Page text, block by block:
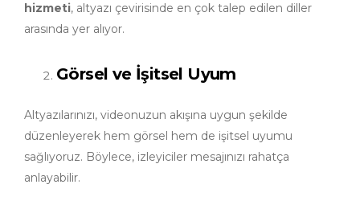
hizmeti, altyazı çevirisinde en çok talep edilen diller
arasında yer alıyor.
Görsel ve İşitsel Uyum
Altyazılarınızı, videonuzun akışına uygun şekilde
düzenleyerek hem görsel hem de işitsel uyumu
sağlıyoruz. Böylece, izleyiciler mesajınızı rahatça
anlayabilir.